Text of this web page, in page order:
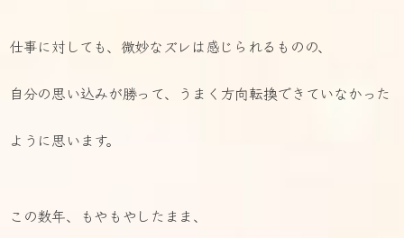
仕事に対しても、微妙なズレは感じられるものの、
自分の思い込みが勝って、 うまく方向転換できていなかった
ように思います。
この数年、もやもやしたまま、